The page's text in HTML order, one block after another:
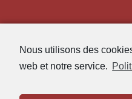
Nous utilisons des
web et notre service.
Politique de cookies (UE)